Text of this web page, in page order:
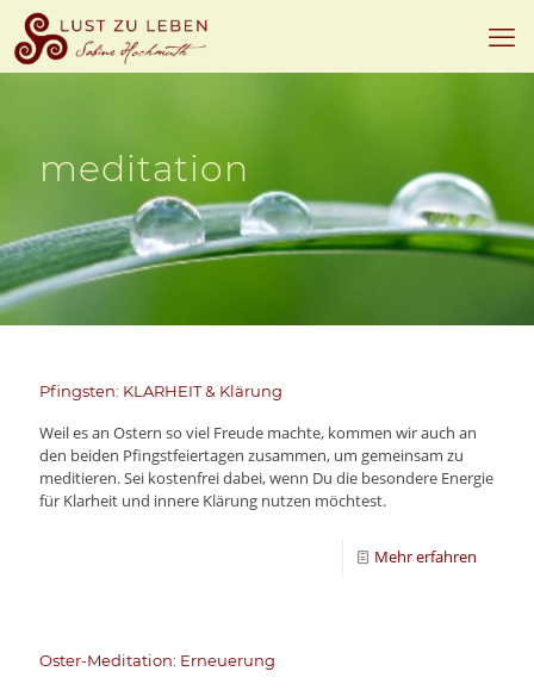
meditation
Pfingsten: KLARHEIT & Klärung
Weil es an Ostern so viel Freude machte, kommen wir auch an
den beiden Pfingstfeiertagen zusammen, um gemeinsam zu
meditieren. Sei kostenfrei dabei, wenn Du die besondere Energie
für Klarheit und innere Klärung nutzen möchtest.
Mehr erfahren
Oster-Meditation: Erneuerung